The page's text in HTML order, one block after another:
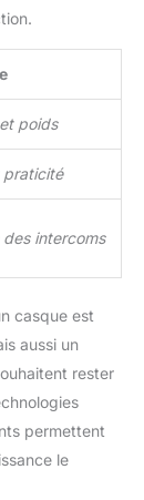
poids
praticité
intercoms
casque est
aussi un
rester
permettent
le